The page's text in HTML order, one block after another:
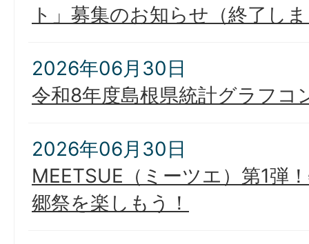
ト」募集のお知らせ（終了し
2026年06月30日
令和8年度島根県統計グラフコ
2026年06月30日
MEETSUE（ミーツエ）第1弾
郷祭を楽しもう！